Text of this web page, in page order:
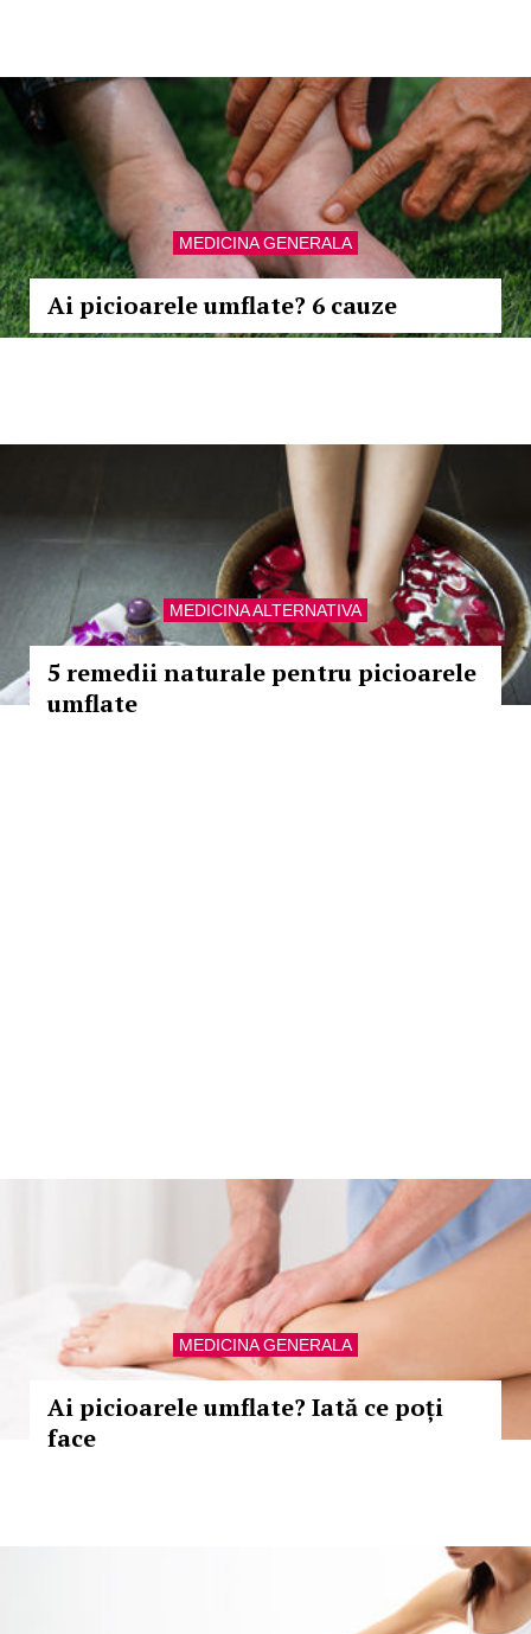
MEDICINA GENERALA
Ai picioarele umflate? 6 cauze
MEDICINA ALTERNATIVA
5 remedii naturale pentru picioarele
umflate
MEDICINA GENERALA
Ai picioarele umflate? Iată ce poți
face